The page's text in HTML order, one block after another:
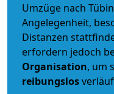
Umzüge nach
Angelegenheit,
Distanzen
erfordern jedoch
Organisation, um
reibungslos